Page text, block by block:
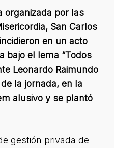
organizada por las
San Carlos
en un acto
bajo el lema “Todos
Leonardo Raimundo
la jornada, en la
alusivo y se plantó
gestión privada de